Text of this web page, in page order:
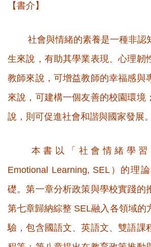
【書介】
社會與情緒的素養是一種非認
生來說，有助其學業表現、心理韌
教師來說，可增益教師的幸福感與
來說，可建構一個友善的校園環境
說，則可促進社會和諧與國家發展。
本書以「社會情緒學習
Emotional Learning, SEL）的理
礎。第一章分析政策與學校實踐的
第七章歸納綜整 SEL融入各領域的
驗，包含國語文、英語文、雙語課